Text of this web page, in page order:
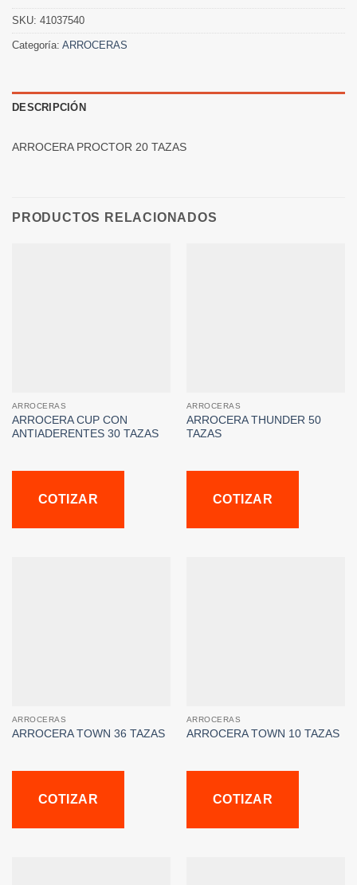
SKU: 41037540
Categoría: ARROCERAS
DESCRIPCIÓN
ARROCERA PROCTOR 20 TAZAS
PRODUCTOS RELACIONADOS
ARROCERAS
ARROCERA CUP CON
ANTIADERENTES 30 TAZAS
COTIZAR
ARROCERAS
ARROCERA THUNDER 50
TAZAS
COTIZAR
ARROCERAS
ARROCERA TOWN 36 TAZAS
COTIZAR
ARROCERAS
ARROCERA TOWN 10 TAZAS
COTIZAR